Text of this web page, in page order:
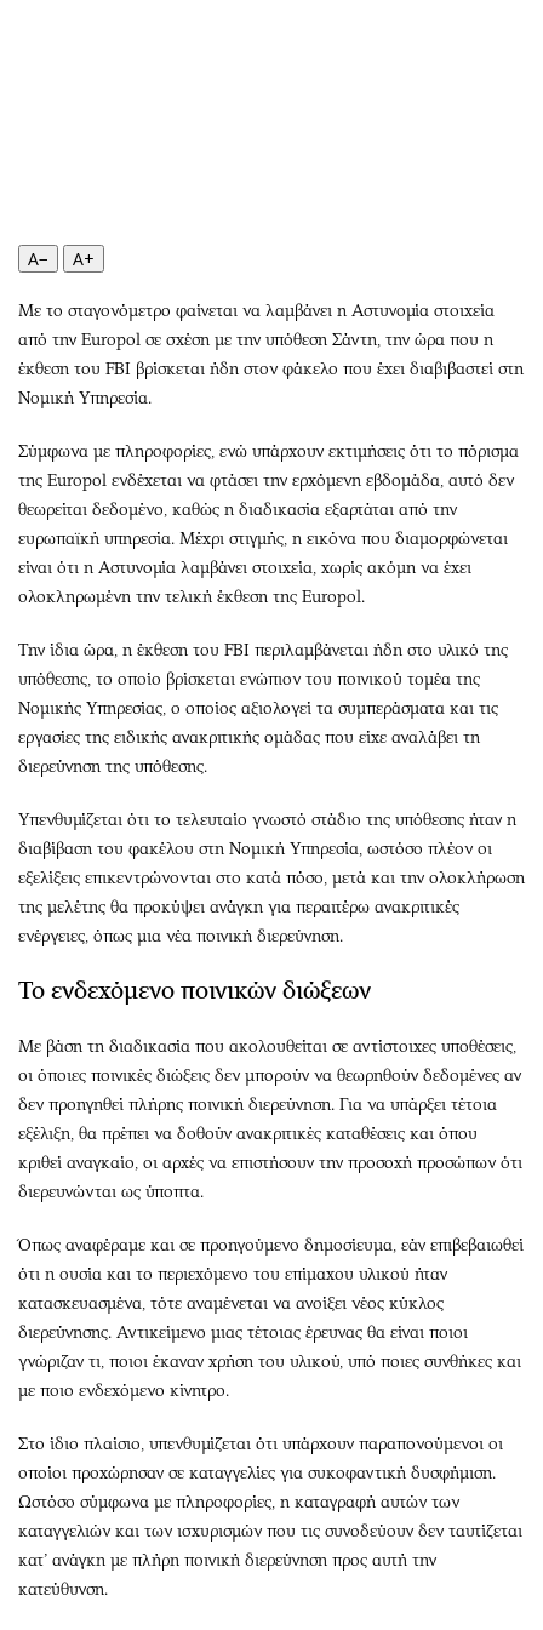
Μουσική
Βιβλίο
Χειρόγραφα
Προσωπικότητες στην ''Κ''
Επιστολές
A− A+
Με το σταγονόμετρο φαίνεται να λαμβάνει η Αστυνομία στοιχεία
από την Europol σε σχέση με την υπόθεση Σάντη, την ώρα που η
έκθεση του FBI βρίσκεται ήδη στον φάκελο που έχει διαβιβαστεί στη
Νομική Υπηρεσία.
Σύμφωνα με πληροφορίες, ενώ υπάρχουν εκτιμήσεις ότι το πόρισμα
της Europol ενδέχεται να φτάσει την ερχόμενη εβδομάδα, αυτό δεν
θεωρείται δεδομένο, καθώς η διαδικασία εξαρτάται από την
ευρωπαϊκή υπηρεσία. Μέχρι στιγμής, η εικόνα που διαμορφώνεται
είναι ότι η Αστυνομία λαμβάνει στοιχεία, χωρίς ακόμη να έχει
ολοκληρωμένη την τελική έκθεση της Europol.
Την ίδια ώρα, η έκθεση του FBI περιλαμβάνεται ήδη στο υλικό της
υπόθεσης, το οποίο βρίσκεται ενώπιον του ποινικού τομέα της
Νομικής Υπηρεσίας, ο οποίος αξιολογεί τα συμπεράσματα και τις
εργασίες της ειδικής ανακριτικής ομάδας που είχε αναλάβει τη
διερεύνηση της υπόθεσης.
Υπενθυμίζεται ότι το τελευταίο γνωστό στάδιο της υπόθεσης ήταν η
διαβίβαση του φακέλου στη Νομική Υπηρεσία, ωστόσο πλέον οι
εξελίξεις επικεντρώνονται στο κατά πόσο, μετά και την ολοκλήρωση
της μελέτης θα προκύψει ανάγκη για περαιτέρω ανακριτικές
ενέργειες, όπως μια νέα ποινική διερεύνηση.
Το ενδεχόμενο ποινικών διώξεων
Με βάση τη διαδικασία που ακολουθείται σε αντίστοιχες υποθέσεις,
οι όποιες ποινικές διώξεις δεν μπορούν να θεωρηθούν δεδομένες αν
δεν προηγηθεί πλήρης ποινική διερεύνηση. Για να υπάρξει τέτοια
εξέλιξη, θα πρέπει να δοθούν ανακριτικές καταθέσεις και όπου
κριθεί αναγκαίο, οι αρχές να επιστήσουν την προσοχή προσώπων ότι
διερευνώνται ως ύποπτα.
Όπως αναφέραμε και σε προηγούμενο δημοσίευμα, εάν επιβεβαιωθεί
ότι η ουσία και το περιεχόμενο του επίμαχου υλικού ήταν
κατασκευασμένα, τότε αναμένεται να ανοίξει νέος κύκλος
διερεύνησης. Αντικείμενο μιας τέτοιας έρευνας θα είναι ποιοι
γνώριζαν τι, ποιοι έκαναν χρήση του υλικού, υπό ποιες συνθήκες και
με ποιο ενδεχόμενο κίνητρο.
Στο ίδιο πλαίσιο, υπενθυμίζεται ότι υπάρχουν παραπονούμενοι οι
οποίοι προχώρησαν σε καταγγελίες για συκοφαντική δυσφήμιση.
Ωστόσο σύμφωνα με πληροφορίες, η καταγραφή αυτών των
καταγγελιών και των ισχυρισμών που τις συνοδεύουν δεν ταυτίζεται
κατ’ ανάγκη με πλήρη ποινική διερεύνηση προς αυτή την
κατεύθυνση.